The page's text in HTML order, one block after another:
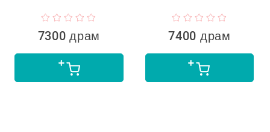
7300 драм 7400 драм